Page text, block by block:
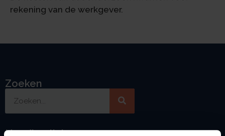
rekening van de werkgever.
Zoeken
Handige links